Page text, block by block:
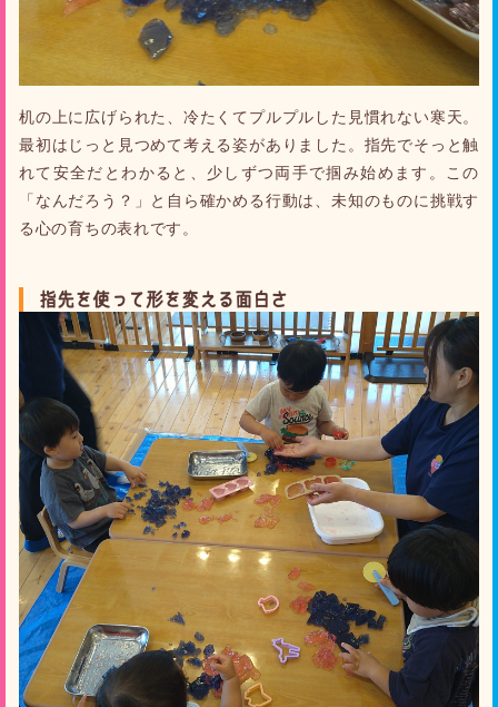
机の上に広げられた、冷たくてプルプルした見慣れない寒天。
最初はじっと見つめて考える姿がありました。指先でそっと触
れて安全だとわかると、少しずつ両手で掴み始めます。この
「なんだろう？」と自ら確かめる行動は、未知のものに挑戦す
る心の育ちの表れです。
指先を使って形を変える面白さ